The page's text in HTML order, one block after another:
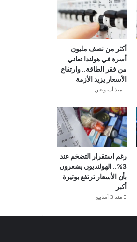
أكثر من نصف مليون
أسرة في هولندا تعاني
من فقر الطاقة.. وارتفاع
الأسعار يزيد الأزمة
منذ أسبوعين
رغم استقرار التضخم عند
3%.. الهولنديون يشعرون
بأن الأسعار ترتفع بوتيرة
أكبر
منذ 3 أسابيع